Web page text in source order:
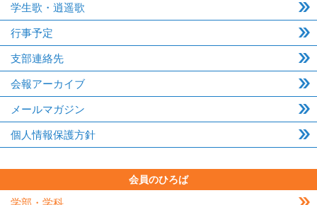
学生歌・逍遥歌
行事予定
支部連絡先
会報アーカイブ
メールマガジン
個人情報保護方針
会員のひろば
学部・学科